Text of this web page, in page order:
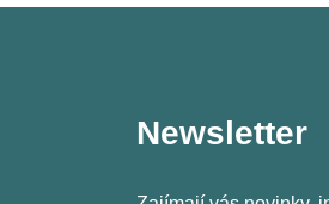
Newsletter